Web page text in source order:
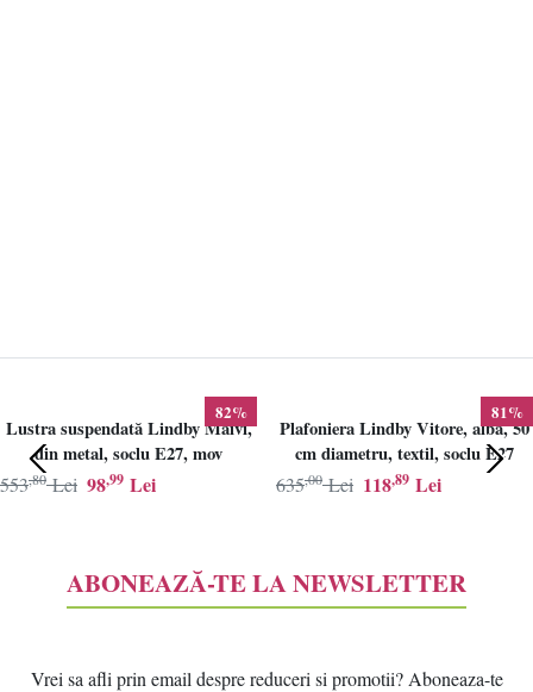
82%
Lustra suspendată Lindby Maivi,
din metal, soclu E27, mov
98,99 Lei
553,80 Lei
81%
Plafoniera Lindby Vitore, alba, 50
cm diametru, textil, soclu E27
118,89 Lei
635,00 Lei
ABONEAZĂ-TE LA NEWSLETTER
Vrei sa afli prin email despre reduceri si promotii? Aboneaza-te